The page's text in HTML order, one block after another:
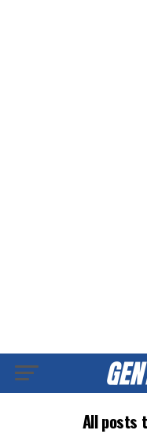
All posts